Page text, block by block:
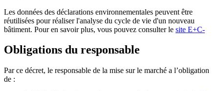
Les données des déclarations environnementales peuvent être
réutilisées pour réaliser l'analyse du cycle de vie d'un nouveau
bâtiment. Pour en savoir plus, vous pouvez consulter le site E+C-
Obligations du responsable
Par ce décret, le responsable de la mise sur le marché a l’obligation
de :